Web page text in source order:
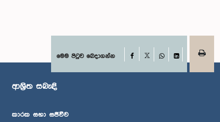
ප.ව. 1:22 - ප.ව. 1:29මෙම පිටුව බෙදාගන්න Facebook
WhatsApp
LinkedIn
ආශ්‍රිත සබැඳි
කාරක සභා සජීවීව